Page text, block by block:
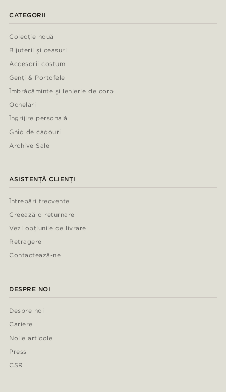
CATEGORII
Colecție nouă
Bijuterii și ceasuri
Accesorii costum
Genți & Portofele
Îmbrăcăminte și lenjerie de corp
Ochelari
Îngrijire personală
Ghid de cadouri
Archive Sale
ASISTENȚĂ CLIENȚI
Întrebări frecvente
Creează o returnare
Vezi opțiunile de livrare
Retragere
Contactează-ne
DESPRE NOI
Despre noi
Cariere
Noile articole
Press
CSR